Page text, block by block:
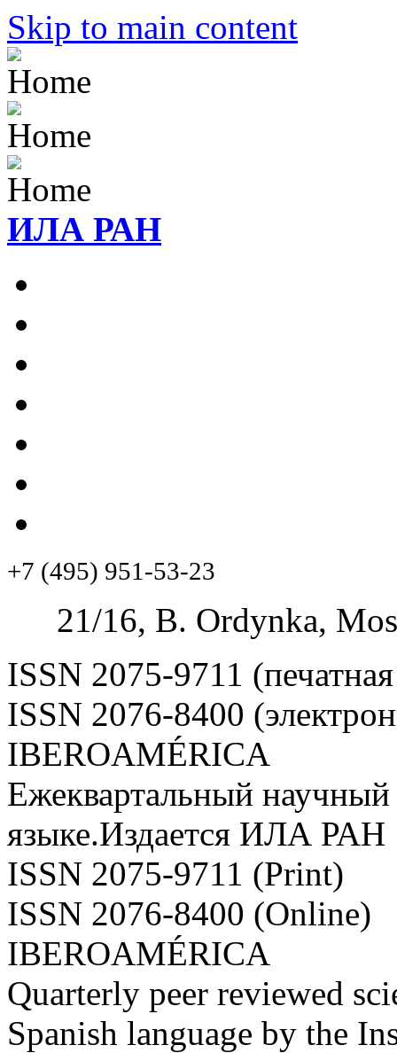
Skip to main content
ИЛА РАН
+7 (495) 951-53-23
21/16, B. Ordynka,
ISSN 2075-9711
ISSN 2076-8400
IBEROAMÉRICA
Ежеквартальный
языке.Издается ИЛА РАН
ISSN 2075-9711 (Print)
ISSN 2076-8400 (Online)
IBEROAMÉRICA
Quarterly peer reviewed
Spanish language by the